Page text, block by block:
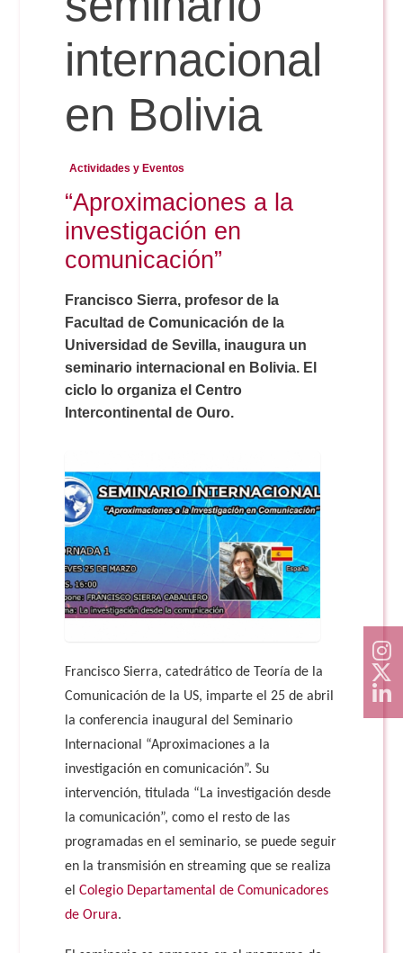
Reservas
Calendario Lectivo
Periodismo
Publicidad y RR.PP
Comunicación Audiovisual
Doble Grado PER/CAV
Exámenes Grado
Periodismo
Publicidad y RR.PP
Comunicación Audiovisual
Doble Grado PER/CAV
Secretaría Virtual
#miTFG
#YoPractico
Boletines
internacional
en Bolivia
Actividades y Eventos
“Aproximaciones a la
investigación en
comunicación”
Francisco Sierra, profesor de la
Facultad de Comunicación de la
Universidad de Sevilla, inaugura un
seminario internacional en Bolivia. El
ciclo lo organiza el Centro
Intercontinental de Ouro.
Francisco Sierra, catedrático de Teoría de la
Comunicación de la US, imparte el 25 de abril
la conferencia inaugural del Seminario
Internacional “Aproximaciones a la
investigación en comunicación”. Su
intervención, titulada “La investigación desde
la comunicación”, como el resto de las
programadas en el seminario, se puede seguir
en la transmisión en streaming que se realiza
elColegio Departamental de Comunicadores
de Orura.